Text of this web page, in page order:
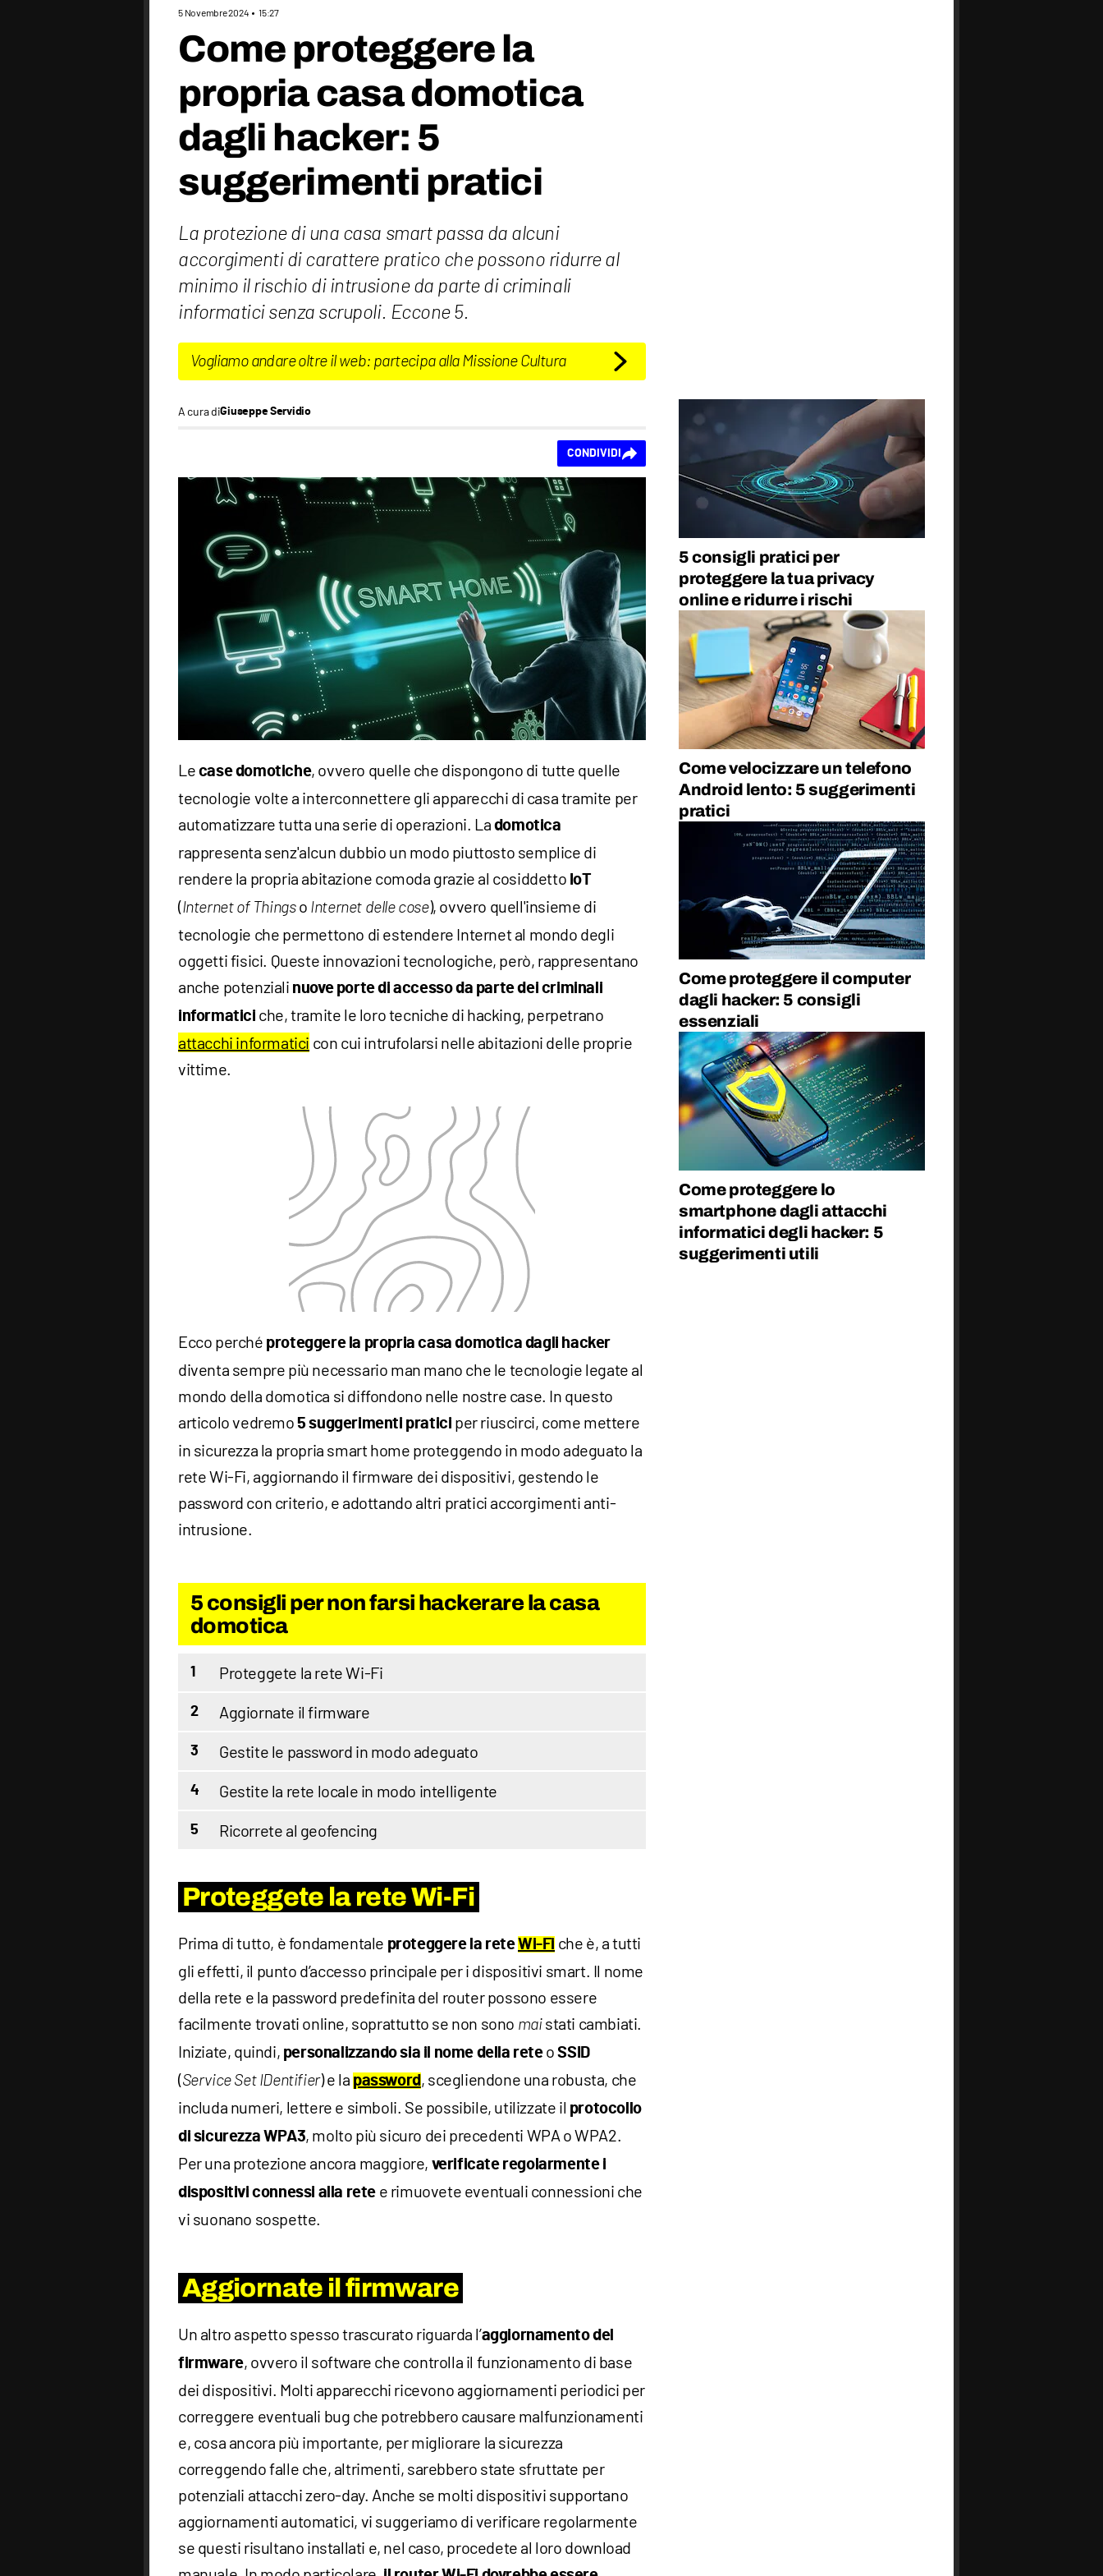
5 Novembre 2024 15:27
Come proteggere la
propria casa domotica
dagli hacker: 5
suggerimenti pratici
La protezione di una casa smart passa da alcuni
accorgimenti di carattere pratico che possono ridurre al
minimo il rischio di intrusione da parte di criminali
informatici senza scrupoli. Eccone 5.
Vogliamo andare oltre il web: partecipa alla Missione Cultura
A cura diGiuseppe Servidio
CONDIVIDI
Le case domotiche, ovvero quelle che dispongono di tutte quelle
tecnologie volte a interconnettere gli apparecchi di casa tramite per
automatizzare tutta una serie di operazioni. La domotica
rappresenta senz'alcun dubbio un modo piuttosto semplice di
rendere la propria abitazione comoda grazie al cosiddetto IoT
(Internet of Thingso Internet delle cose), ovvero quell'insieme di
tecnologie che permettono di estendere Internet al mondo degli
oggetti fisici. Queste innovazioni tecnologiche, però, rappresentano
anche potenziali nuove porte di accesso da parte dei criminali
informatici che, tramite le loro tecniche di hacking, perpetrano
attacchi informatici con cui intrufolarsi nelle abitazioni delle proprie
vittime.
Ecco perché proteggere la propria casa domotica dagli hacker
diventa sempre più necessario man mano che le tecnologie legate al
mondo della domotica si diffondono nelle nostre case. In questo
articolo vedremo5 suggerimenti pratici per riuscirci, come mettere
in sicurezza la propria smart home proteggendo in modo adeguato la
rete Wi-Fi, aggiornando il firmware dei dispositivi, gestendo le
password con criterio, e adottando altri pratici accorgimenti anti-
intrusione.
5 consigli per non farsi hackerare la casa
domotica
1 Proteggete la rete Wi-Fi
2 Aggiornate il firmware
3 Gestite le password in modo adeguato
4 Gestite la rete locale in modo intelligente
5 Ricorrete al geofencing
Proteggete la rete Wi-Fi
Prima di tutto, è fondamentale proteggere la reteWi-Fi che è, a tutti
gli effetti, il punto d’accesso principale per i dispositivi smart. Il nome
della rete e la password predefinita del router possono essere
facilmente trovati online, soprattutto se non sono maistati cambiati.
Iniziate, quindi, personalizzando sia il nome della reteoSSID
(Service Set IDentifier) e lapassword, scegliendone una robusta, che
includa numeri, lettere e simboli. Se possibile, utilizzate il protocollo
di sicurezza WPA3, molto più sicuro dei precedenti WPA o WPA2.
Per una protezione ancora maggiore, verificate regolarmente i
dispositivi connessi alla rete e rimuovete eventuali connessioni che
vi suonano sospette.
Aggiornate il firmware
Un altro aspetto spesso trascurato riguarda l’aggiornamento del
firmware, ovvero il software che controlla il funzionamento di base
dei dispositivi. Molti apparecchi ricevono aggiornamenti periodici per
correggere eventuali bug che potrebbero causare malfunzionamenti
e, cosa ancora più importante, per migliorare la sicurezza
correggendo falle che, altrimenti, sarebbero state sfruttate per
potenziali attacchi zero-day. Anche se molti dispositivi supportano
aggiornamenti automatici, vi suggeriamo di verificare regolarmente
se questi risultano installati e, nel caso, procedete al loro download
5 consigli pratici per
proteggere la tua privacy
online e ridurre i rischi
Come velocizzare un telefono
Android lento: 5 suggerimenti
pratici
Come proteggere il computer
dagli hacker: 5 consigli
essenziali
Come proteggere lo
smartphone dagli attacchi
informatici degli hacker: 5
suggerimenti utili